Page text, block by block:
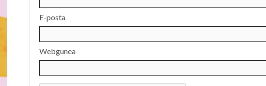
E-posta
Webgunea